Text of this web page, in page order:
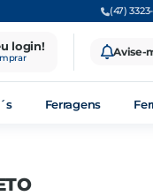
(47)
login! Avise-
Ferragens